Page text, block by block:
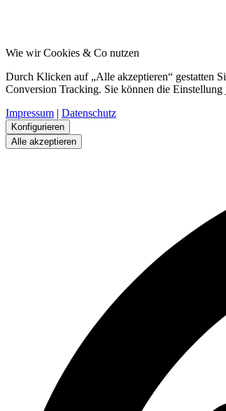
Wie wir Cookies & Co nutzen
Durch Klicken auf „Alle akzeptieren“ gestatten
Conversion Tracking. Sie können die
Impressum | Datenschutz
Konfigurieren
Alle akzeptieren